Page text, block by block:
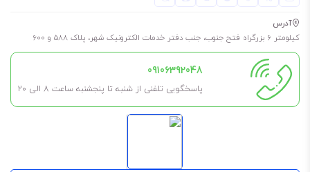
آدرس
کیلومتر 6 بزرگراه فتح جنوب، جنب دفتر خدمات الکترونیک شهر، پلاک 588 و 600
09106392048
پاسخگویی تلفنی از شنبه تا پنجشنبه ساعت 8 الی ۲۰